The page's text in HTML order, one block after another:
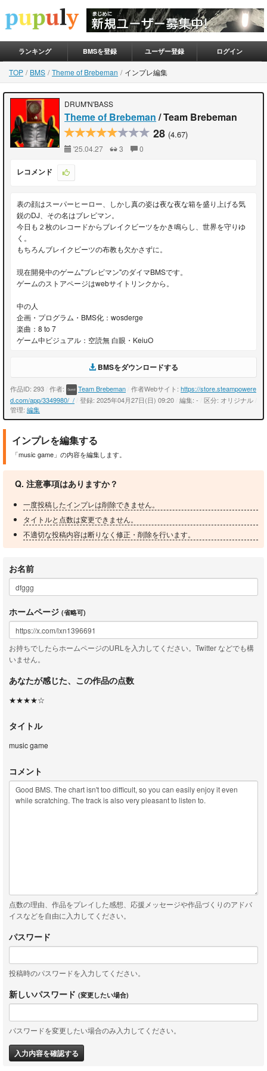
ランキング BMSを登録 ユーザー登録 ログイン
TOP BMS Theme of Brebeman インプレ編集
DRUM'N'BASS
Theme of Brebeman / Team Brebeman
28 (4.67)
'25.04.27 3 0
レコメンド
表の顔はスーパーヒーロー、しかし真の姿は夜な夜な箱を盛り上げる気
鋭のDJ、その名はブレビマン。
今日も２枚のレコードからブレイクビーツをかき鳴らし、世界を守りゆ
く。
もちろんブレイクビーツの布教も欠かさずに。
現在開発中のゲーム"ブレビマン"のダイマBMSです。
ゲームのストアページはwebサイトリンクから。
中の人
企画・プログラム・BMS化：wosderge
楽曲：8 to 7
ゲーム中ビジュアル：空読無 白眼・KeiuO
BMSをダウンロードする
作品ID: 293 作者: Team Brebeman 作者Webサイト: https://store.steampowere
d.com/app/3349980/_/ 登録: 2025年04月27日(日) 09:20 編集: - 区分: オリジナル
管理: 編集
インプレを編集する
「music game」の内容を編集します。
Q. 注意事項はありますか？
一度投稿したインプレは削除できません。
タイトルと点数は変更できません。
不適切な投稿内容は断りなく修正・削除を行います。
お名前
ホームページ (省略可)
お持ちでしたらホームページのURLを入力してください。Twitter などでも構
いません。
あなたが感じた、この作品の点数
★★★★☆
タイトル
music game
コメント
点数の理由、作品をプレイした感想、応援メッセージや作品づくりのアドバ
イスなどを自由に入力してください。
パスワード
投稿時のパスワードを入力してください。
新しいパスワード (変更したい場合)
パスワードを変更したい場合のみ入力してください。
入力内容を確認する